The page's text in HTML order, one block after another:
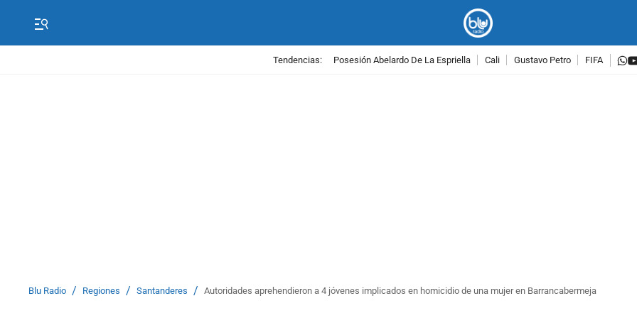
Tendencias: Posesión Abelardo De La Espriella Cali Gustavo Petro FIFA
Blu Radio / Regiones / Santanderes / Autoridades aprehendieron a 4 jóvenes implicados en homicidio de una mujer en Barrancabermeja